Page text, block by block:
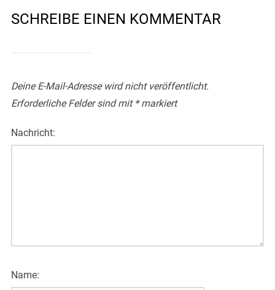
SCHREIBE EINEN KOMMENTAR
Deine E-Mail-Adresse wird nicht veröffentlicht.
Erforderliche Felder sind mit *markiert
Nachricht:
Name: